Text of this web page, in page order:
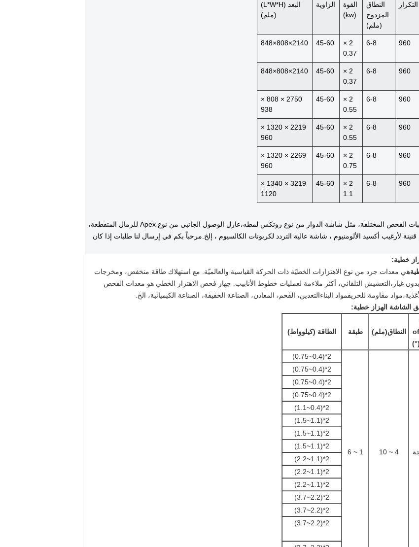
التكرار
النطاق
المزدوج
(ملم)
القوة
(kw)
الزاوية
البعد (L*W*H)
(ملم)
960
6-8
2 ×
0.37
45-60
2140×808×848
960
6-8
2 ×
0.37
45-60
2140×808×848
960
6-8
2 ×
0.55
45-60
2750 × 808 ×
938
960
6-8
2 ×
0.55
45-60
2219 × 1320 ×
960
960
6-8
2 ×
0.75
45-60
2269 × 1320 ×
960
960
6-8
2 ×
1.1
45-60
3219 × 1340 ×
1120
شركتنا يمكن أن تصنع مختلف معدات الفحص وفقا لمتطلبات الفحص المختلفة، مثل شاشة الدوار من نوع روتكس لمطه،عازل الوصول الجانبي من نوع Apex للرمال المتقطعة،
لأرغيب أكسيد الألومنيوم ، شاشة عالية التردد لكربونات الكالسيوم ، إلخ.مرحباً بكم في إرسال لنا طلبات إذا كان
:
هي معدات جرد من نوع الاهتزازات الخطيّة ذات الحركة القياسية والعالميّة. مع استهلاك طاقة منخفض، ومخرجات
غبار،التعشيش التلقائي، أكثر ملاءمة لعمليات خطوط الأنابيب. جهاز فحص الاهتزاز الخطي هو معدات الفحص
مواد مقاومة للحريقمواد البناءالتعدين، الفحم، المعادن، الصناعة الخفيفة، الصناعة الكيميائية، الخ.
:
f
(
°)
النطاق(ملم) طبقة الطاقة (كيلوواط)
4 ~ 10
1 ~ 6
2*(0.4~0.75)
2*(0.4~0.75)
2*(0.4~0.75)
2*(0.4~0.75)
2*(0.4~1.1)
2*(1.1~1.5)
2*(1.1~1.5)
2*(1.1~1.5)
2*(1.1~2.2)
2*(1.1~2.2)
2*(1.1~2.2)
2*(2.2~3.7)
2*(2.2~3.7)
2*(2.2~3.7)